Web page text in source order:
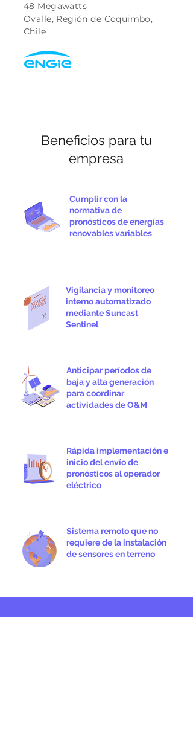
48 Megawatts
Ovalle, Región de Coquimbo,
Chile
Beneficios para tu
empresa
Cumplir con la
normativa de
pronósticos de energías
renovables variables
Vigilancia y monitoreo
interno automatizado
mediante Suncast
Sentinel
Anticipar períodos de
baja y alta generación
para coordinar
actividades de O&M
Rápida implementación e
inicio del envío de
pronósticos al operador
eléctrico
Sistema remoto que no
requiere de la instalación
de sensores en terreno